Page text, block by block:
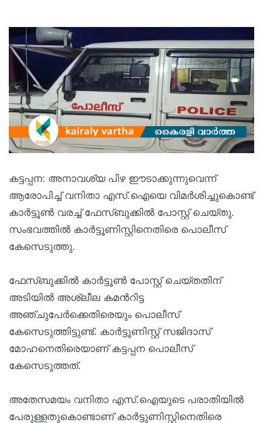
കട്ടപ്പന: അനാവശ്യ പിഴ ഈടാക്കുന്നുവെന്ന്
ആരോപിച്ച് വനിതാ എസ്.ഐയെ വിമർശിച്ചുകൊണ്ട്
കാർട്ടൂൺ വരച്ച് ഫേസ്ബുക്കിൽ പോസ്റ്റ് ചെയ്തു.
സംഭവത്തിൽ കാർട്ടൂണിസ്റ്റിനെതിരെ പൊലീസ്
കേസെടുത്തു.
ഫേസ്ബുക്കിൽ കാർട്ടൂൺ പോസ്റ്റ് ചെയ്തതിന്
അടിയിൽ അശ്ലീല കമന്‍റിട്ട
അഞ്ചുപേർക്കെതിരെയും പൊലീസ്
കേസെടുത്തിട്ടുണ്ട്. കാർട്ടൂണിസ്റ്റ് സജിദാസ്
മോഹനെതിരെയാണ് കട്ടപ്പന പൊലീസ്
കേസെടുത്തത്.
അതേസമയം വനിതാ എസ്.ഐയുടെ പരാതിയിൽ
പേരുള്ളതുകൊണ്ടാണ് കാർട്ടുണിസ്റ്റിനെതിരെ